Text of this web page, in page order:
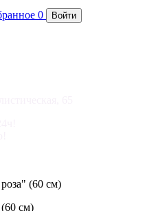
0 Войти
(60 см)
(60 см)